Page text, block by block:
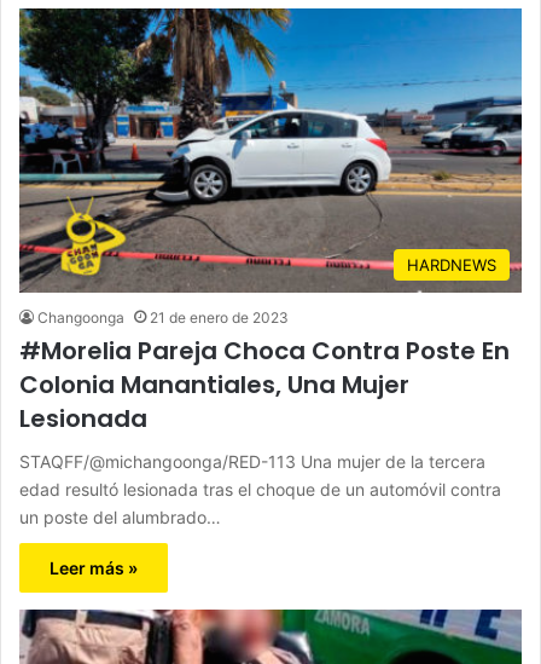
HARDNEWS
Changoonga 21 de enero de 2023
#Morelia Pareja Choca Contra Poste En
Colonia Manantiales, Una Mujer
Lesionada
STAQFF/@michangoonga/RED-113 Una mujer de la tercera
edad resultó lesionada tras el choque de un automóvil contra
un poste del alumbrado…
Leer más »